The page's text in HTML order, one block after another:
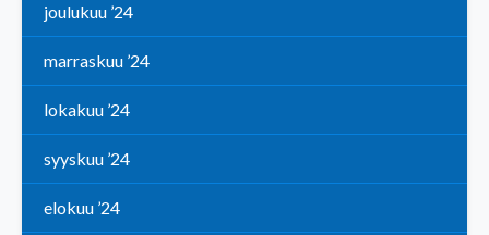
joulukuu ’24
marraskuu ’24
lokakuu ’24
syyskuu ’24
elokuu ’24